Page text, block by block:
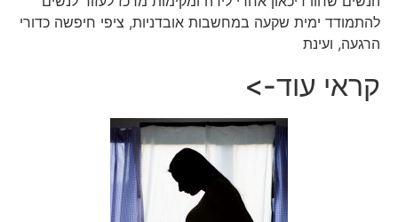
להתמודד ימית שקעה במחשבות אובדניות, ציפי חיפשה כדורי
הרגעה, ועינת
קראי עוד->